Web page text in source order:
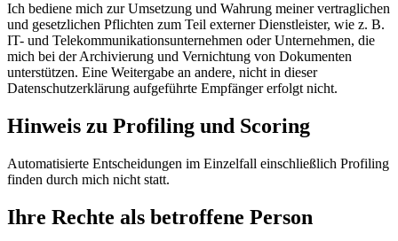
Ich bediene mich zur Umsetzung und Wahrung meiner vertraglichen
und gesetzlichen Pflichten zum Teil externer Dienstleister, wie z. B.
IT- und Telekommunikationsunternehmen oder Unternehmen, die
mich bei der Archivierung und Vernichtung von Dokumenten
unterstützen. Eine Weitergabe an andere, nicht in dieser
Datenschutzerklärung aufgeführte Empfänger erfolgt nicht.
Hinweis zu Profiling und Scoring
Automatisierte Entscheidungen im Einzelfall einschließlich Profiling
finden durch mich nicht statt.
Ihre Rechte als betroffene Person